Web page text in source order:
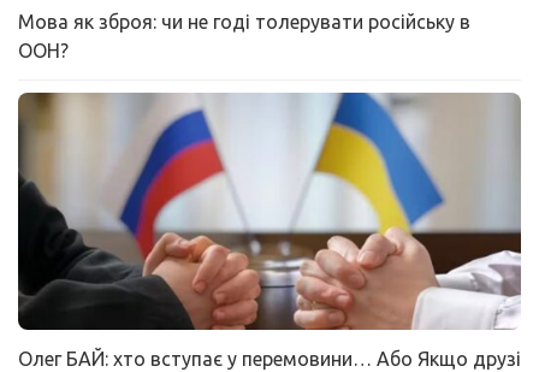
Мова як зброя: чи не годі толерувати російську в
ООН?
Олег БАЙ: хто вступає у перемовини… Або Якщо друзі